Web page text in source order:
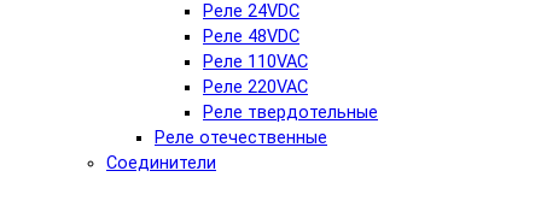
Реле 24VDC
Реле 48VDC
Реле 110VAC
Реле 220VAC
Реле твердотельные
Реле отечественные
Соединители